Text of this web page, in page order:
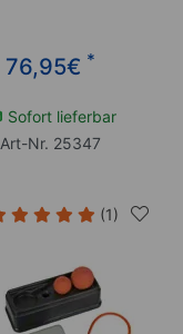
76,95€ *
Sofort lieferbar
Art-Nr. 25347
(1)